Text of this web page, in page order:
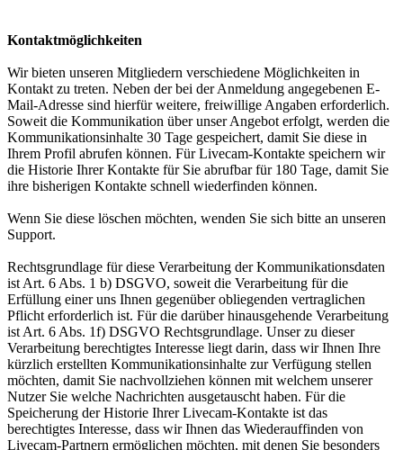
Kontaktmöglichkeiten
Wir bieten unseren Mitgliedern verschiedene Möglichkeiten in
Kontakt zu treten. Neben der bei der Anmeldung angegebenen E-
Mail-Adresse sind hierfür weitere, freiwillige Angaben erforderlich.
Soweit die Kommunikation über unser Angebot erfolgt, werden die
Kommunikationsinhalte 30 Tage gespeichert, damit Sie diese in
Ihrem Profil abrufen können. Für Livecam-Kontakte speichern wir
die Historie Ihrer Kontakte für Sie abrufbar für 180 Tage, damit Sie
ihre bisherigen Kontakte schnell wiederfinden können.
Wenn Sie diese löschen möchten, wenden Sie sich bitte an unseren
Support.
Rechtsgrundlage für diese Verarbeitung der Kommunikationsdaten
ist Art. 6 Abs. 1 b) DSGVO, soweit die Verarbeitung für die
Erfüllung einer uns Ihnen gegenüber obliegenden vertraglichen
Pflicht erforderlich ist. Für die darüber hinausgehende Verarbeitung
ist Art. 6 Abs. 1f) DSGVO Rechtsgrundlage. Unser zu dieser
Verarbeitung berechtigtes Interesse liegt darin, dass wir Ihnen Ihre
kürzlich erstellten Kommunikationsinhalte zur Verfügung stellen
möchten, damit Sie nachvollziehen können mit welchem unserer
Nutzer Sie welche Nachrichten ausgetauscht haben. Für die
Speicherung der Historie Ihrer Livecam-Kontakte ist das
berechtigtes Interesse, dass wir Ihnen das Wiederauffinden von
Livecam-Partnern ermöglichen möchten, mit denen Sie besonders